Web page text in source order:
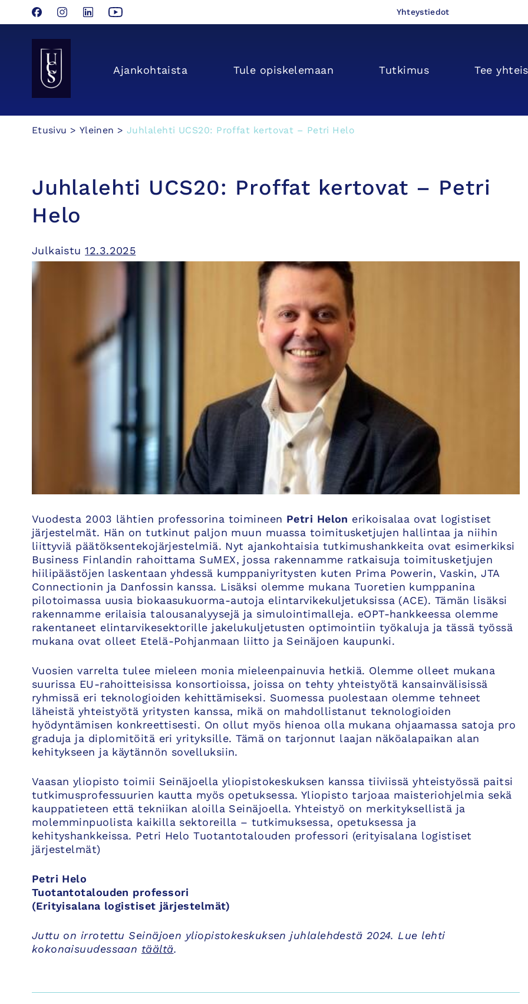
Hyppää
sisältöön
FacebookInstagram
LinkedInYouTube Yhteystiedot
Seinäjoen Yliopistokeskus UCSin etusivulle
Ajan­kohtaista Tule opiskelemaan Tutkimus Tee
Etusivu > Yleinen >Juhlalehti UCS20: Proffat kertovat – Petri Helo
Juhlalehti UCS20: Proffat kertovat – Petri
Helo
Julkaistu12.3.2025
Vuodesta 2003 lähtien professorina toimineen Petri Helon erikoisalaa ovat logistiset
järjestelmät. Hän on tutkinut paljon muun muassa toimitusketjujen hallintaa ja niihin
liittyviä päätöksentekojärjestelmiä. Nyt ajankohtaisia tutkimushankkeita ovat esimerkiksi
Business Finlandin rahoittama SuMEX, jossa rakennamme ratkaisuja toimitusketjujen
hiilipäästöjen laskentaan yhdessä kumppaniyritysten kuten Prima Powerin, Vaskin, JTA
Connectionin ja Danfossin kanssa. Lisäksi olemme mukana Tuoretien kumppanina
pilotoimassa uusia biokaasukuorma-autoja elintarvikekuljetuksissa (ACE). Tämän lisäksi
rakennamme erilaisia talousanalyysejä ja simulointimalleja. eOPT-hankkeessa olemme
rakentaneet elintarvikesektorille jakelukuljetusten optimointiin työkaluja ja tässä työssä
mukana ovat olleet Etelä-Pohjanmaan liitto ja Seinäjoen kaupunki.
Vuosien varrelta tulee mieleen monia mieleenpainuvia hetkiä. Olemme olleet mukana
suurissa EU-rahoitteisissa konsortioissa, joissa on tehty yhteistyötä kansainvälisissä
ryhmissä eri teknologioiden kehittämiseksi. Suomessa puolestaan olemme tehneet
läheistä yhteistyötä yritysten kanssa, mikä on mahdollistanut teknologioiden
hyödyntämisen konkreettisesti. On ollut myös hienoa olla mukana ohjaamassa satoja pro
graduja ja diplomitöitä eri yrityksille. Tämä on tarjonnut laajan näköalapaikan alan
kehitykseen ja käytännön sovelluksiin.
Vaasan yliopisto toimii Seinäjoella yliopistokeskuksen kanssa tiiviissä yhteistyössä paitsi
tutkimusprofessuurien kautta myös opetuksessa. Yliopisto tarjoaa maisteriohjelmia sekä
kauppatieteen että tekniikan aloilla Seinäjoella. Yhteistyö on merkityksellistä ja
molemminpuolista kaikilla sektoreilla – tutkimuksessa, opetuksessa ja
kehityshankkeissa. Petri Helo Tuotantotalouden professori (erityisalana logistiset
järjestelmät)
Petri Helo
Tuotantotalouden professori
(Erityisalana logistiset järjestelmät)
Juttu on irrotettu Seinäjoen yliopistokeskuksen juhlalehdestä 2024. Lue lehti
kokonaisuudessaan täältä.